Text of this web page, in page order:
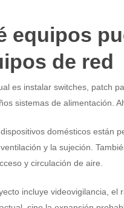
equipos
de red
es instalar switches, patch
sistemas de alimentación.
domésticos están
y la sujeción.
y circulación de aire.
incluye videovigilancia,